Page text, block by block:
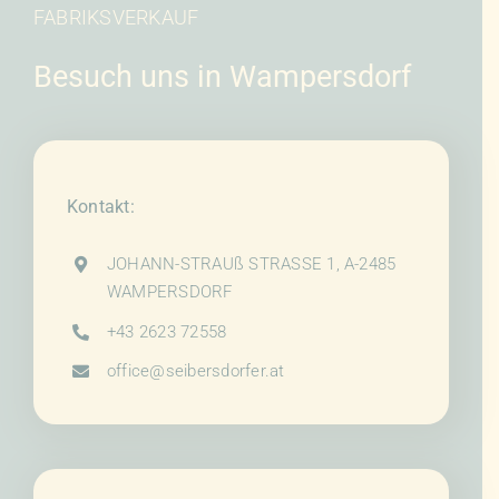
FABRIKSVERKAUF
Besuch uns in Wampersdorf
Kontakt:
JOHANN-STRAUß STRASSE 1, A-2485
WAMPERSDORF
+43 2623 72558
office@seibersdorfer.at